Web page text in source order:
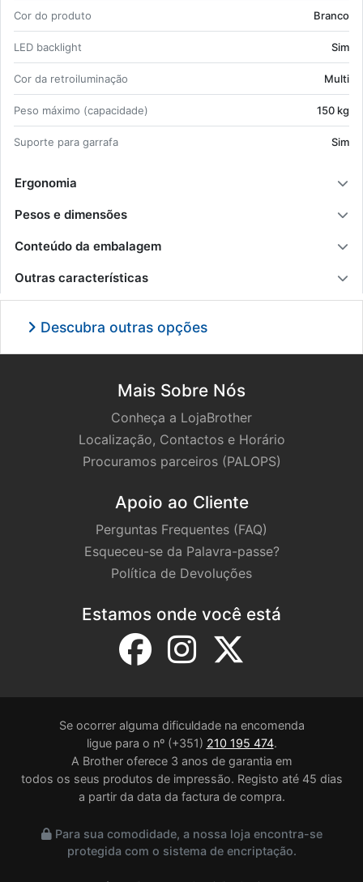
Cor do pro­duto Branco
LED bac­klight Sim
Cor da re­troi­lu­mi­nação Multi
Peso má­ximo (ca­pa­ci­dade) 150 kg
Su­porte para gar­rafa Sim
Ergonomia
Pesos e dimensões
Conteúdo da embalagem
Outras características
Descubra outras opções
Mais Sobre Nós
Conheça a LojaBrother
Localização, Contactos e Horário
Procuramos parceiros (PALOPS)
Apoio ao Cliente
Perguntas Frequentes (FAQ)
Esqueceu-se da Palavra-passe?
Política de Devoluções
Estamos onde você está
Se ocorrer alguma dificuldade na encomenda
ligue para o nº (+351) 210 195 474.
A Brother oferece 3 anos de garantia em
todos os seus produtos de impressão. Registo até 45 dias
a partir da data da factura de compra.
Para sua comodidade, a nossa loja encontra-se
protegida com o sistema de encriptação.